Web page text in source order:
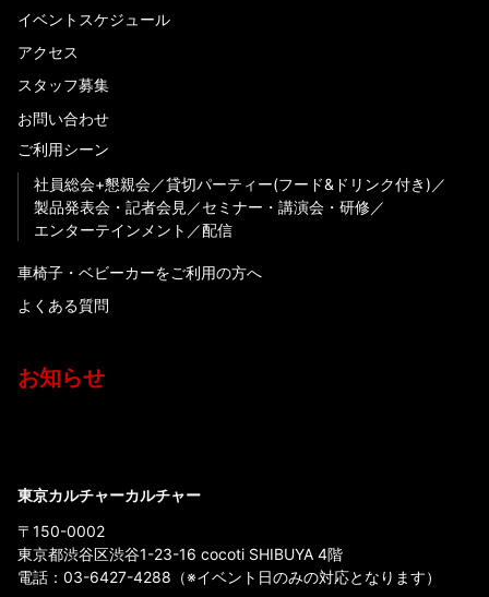
イベントスケジュール
アクセス
スタッフ募集
お問い合わせ
ご利用シーン
社員総会+懇親会
貸切パーティー(フード&ドリンク付き)
製品発表会・記者会見
セミナー・講演会・研修
エンターテインメント
配信
車椅子・ベビーカーをご利用の方へ
よくある質問
お知らせ
東京カルチャーカルチャー
〒150-0002
東京都渋谷区渋谷1-23-16 cocoti SHIBUYA 4階
電話： 03-6427-4288 （※イベント日のみの対応となります）